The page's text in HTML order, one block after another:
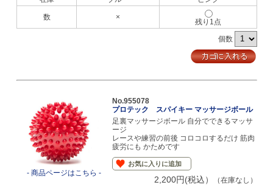
数 ×
残り1点
個数
- 商品ページはこちら -
No.955078
プロテック スパイキー マッサージボール
足裏マッサージボール 自分でできるマッサ
ージ
レースや練習の前後 コロコロするだけ 筋肉
疲労にも かためです
お気に入りに追加
2,200円(税込）
（在庫なし）